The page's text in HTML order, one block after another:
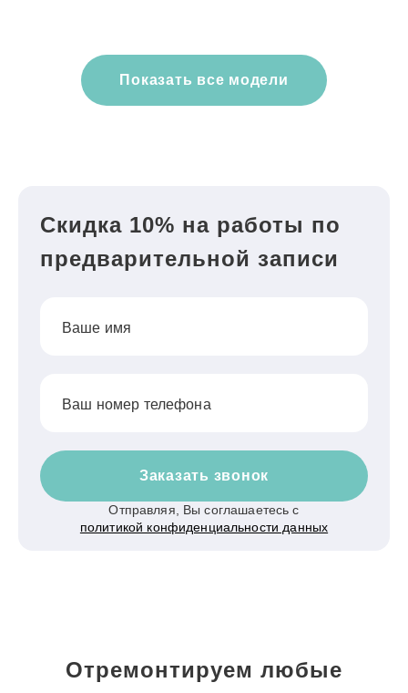
Показать все модели
Скидка 10% на работы по
предварительной записи
Ваше имя
Ваш номер телефона
Заказать звонок
Отправляя, Вы соглашаетесь с
политикой конфиденциальности данных
Отремонтируем любые